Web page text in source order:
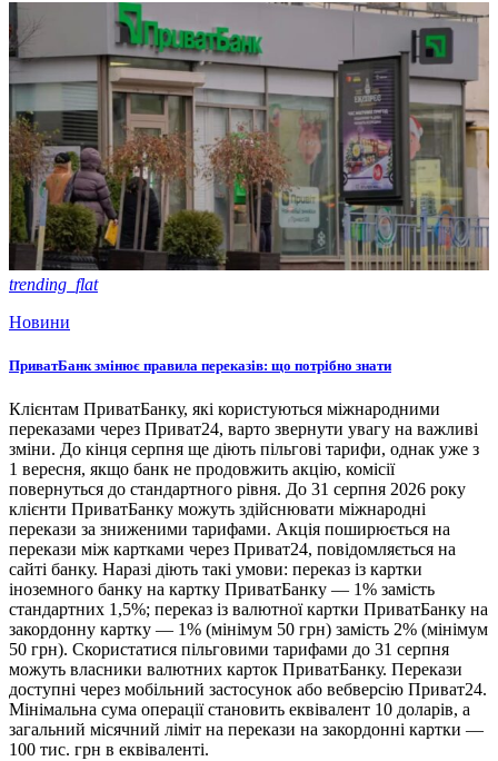
trending_flat
Новини
ПриватБанк змінює правила переказів: що потрібно знати
Клієнтам ПриватБанку, які користуються міжнародними
переказами через Приват24, варто звернути увагу на важливі
зміни. До кінця серпня ще діють пільгові тарифи, однак уже з
1 вересня, якщо банк не продовжить акцію, комісії
повернуться до стандартного рівня. До 31 серпня 2026 року
клієнти ПриватБанку можуть здійснювати міжнародні
перекази за зниженими тарифами. Акція поширюється на
перекази між картками через Приват24, повідомляється на
сайті банку. Наразі діють такі умови: переказ із картки
іноземного банку на картку ПриватБанку — 1% замість
стандартних 1,5%; переказ із валютної картки ПриватБанку на
закордонну картку — 1% (мінімум 50 грн) замість 2% (мінімум
50 грн). Скористатися пільговими тарифами до 31 серпня
можуть власники валютних карток ПриватБанку. Перекази
доступні через мобільний застосунок або вебверсію Приват24.
Мінімальна сума операції становить еквівалент 10 доларів, а
загальний місячний ліміт на перекази на закордонні картки —
100 тис. грн в еквіваленті.